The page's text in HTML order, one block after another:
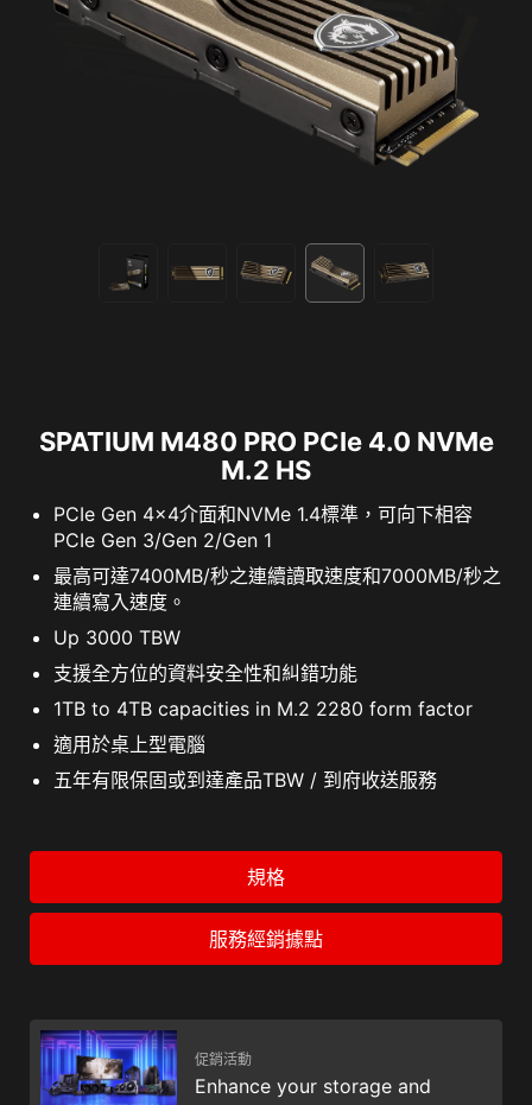
SPATIUM M480 PRO PCIe 4.0 NVMe
M.2 HS
PCIe Gen 4x4介面和NVMe 1.4標準，可向下相容
PCIe Gen 3/Gen 2/Gen 1
最高可達7400MB/秒之連續讀取速度和7000MB/秒之
連續寫入速度。
Up 3000 TBW
支援全方位的資料安全性和糾錯功能
1TB to 4TB capacities in M.2 2280 form factor
適用於桌上型電腦
五年有限保固或到達產品TBW / 到府收送服務
規格
服務經銷據點
促銷活動
Enhance your storage and